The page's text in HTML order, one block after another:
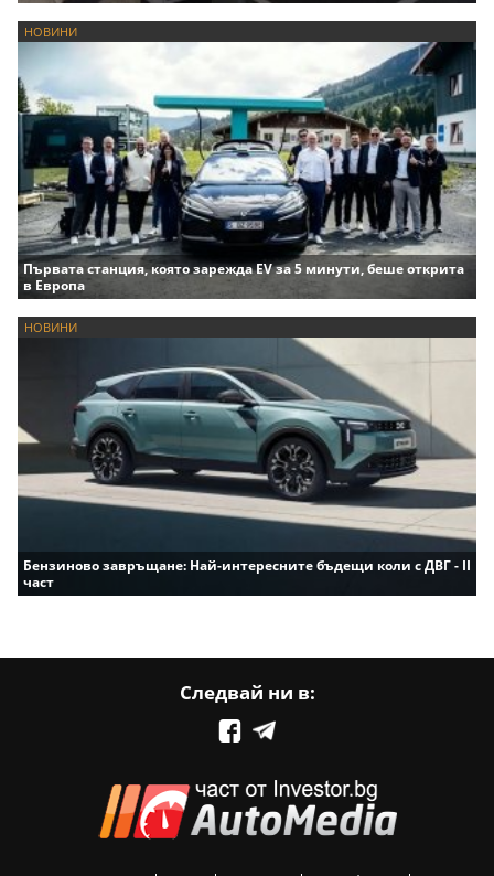
НОВИНИ
Първата станция, която зарежда EV за 5 минути, беше открита
в Европа
НОВИНИ
Бензиново завръщане: Най-интересните бъдещи коли с ДВГ - II
част
Следвай ни в: